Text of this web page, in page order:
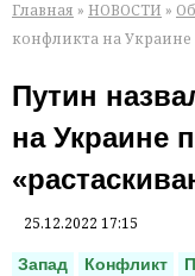
Главная » НОВОСТИ »
конфликта на Украине
Путин
на Украине
25.12.2022 17:15
Запад Конфликт